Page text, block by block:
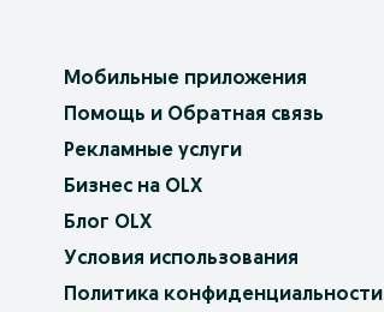
Мобильные приложения
Помощь и Обратная связь
Рекламные услуги
Бизнес на OLX
Блог OLX
Условия использования
Политика конфиденциальности